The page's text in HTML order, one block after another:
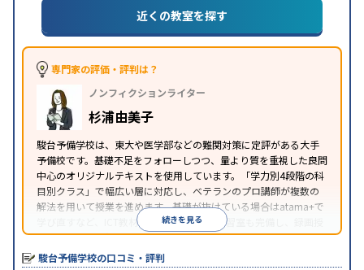
特徴
特待生・奨学金制度あり授業の振替可能
PC・タブレットを利用オンライン対応1科目から
受講可能季節講習のみの受講可
※2024年6月調査。大学受験塾・予備校のアンケート調査方法
近くの教室を探す
専門家の評価・評判は？
ノンフィクションライター
杉浦由美子
駿台予備学校は、東大や医学部などの難関対策に定評がある大手
予備校です。基礎不足をフォローしつつ、量より質を重視した良問
中心のオリジナルテキストを使用しています。「学力別4段階の科
目別クラス」で幅広い層に対応し、ベテランのプロ講師が複数の
解法を用いて授業を進めます。基礎が抜けている場合はatama+で
学び直すなど、ICT教材・アプリを活用。自習室も完備し、録画授
業の視聴による欠席フォローや、データに基づく進路アドバイス
を行っています。
続きを見る
駿台予備学校の口コミ・評判